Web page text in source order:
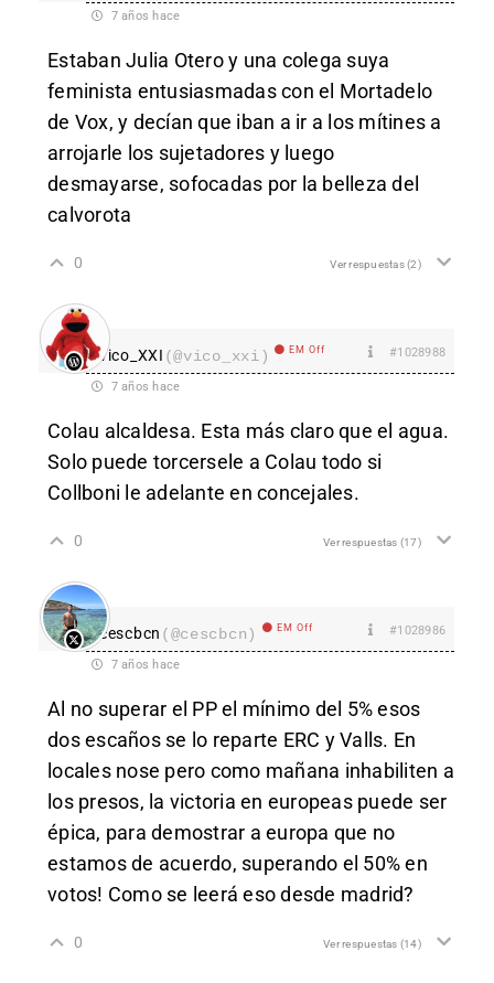
7 años hace
Estaban Julia Otero y una colega suya
feminista entusiasmadas con el Mortadelo
de Vox, y decían que iban a ir a los mítines a
arrojarle los sujetadores y luego
desmayarse, sofocadas por la belleza del
calvorota
0 Ver respuestas(2)
vico_XXI (@vico_xxi) EM Off #1028988
7 años hace
Colau alcaldesa. Esta más claro que el agua.
Solo puede torcersele a Colau todo si
Collboni le adelante en concejales.
0 Ver respuestas (17)
cescbcn (@cescbcn) EM Off #1028986
7 años hace
Al no superar el PP el mínimo del 5% esos
dos escaños se lo reparte ERC y Valls. En
locales nose pero como mañana inhabiliten a
los presos, la victoria en europeas puede ser
épica, para demostrar a europa que no
estamos de acuerdo, superando el 50% en
votos! Como se leerá eso desde madrid?
0 Ver respuestas (14)